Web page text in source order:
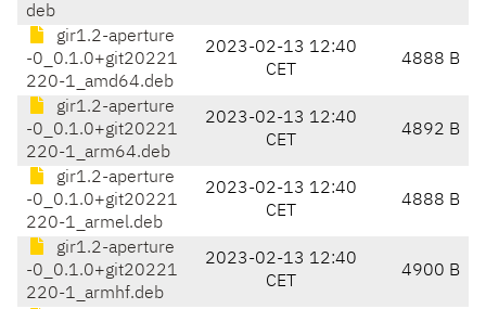
deb
gir1.2-aperture
-0_0.1.0+git20221
220-1_amd64.deb
2023-02-13 12:40
CET
4888 B
gir1.2-aperture
-0_0.1.0+git20221
220-1_arm64.deb
2023-02-13 12:40
CET
4892 B
gir1.2-aperture
-0_0.1.0+git20221
220-1_armel.deb
2023-02-13 12:40
CET
4888 B
gir1.2-aperture
-0_0.1.0+git20221
220-1_armhf.deb
2023-02-13 12:40
CET
4900 B